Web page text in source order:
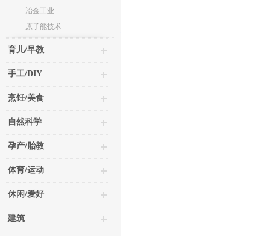
冶金工业
原子能技术
育儿/早教
手工/DIY
烹饪/美食
自然科学
孕产/胎教
体育/运动
休闲/爱好
建筑